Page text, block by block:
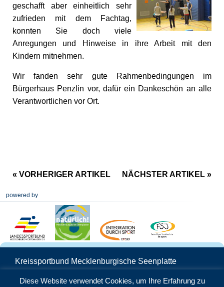
geschafft aber einheitlich sehr
zufrieden mit dem Fachtag,
konnten Sie doch viele
Anregungen und Hinweise in ihre Arbeit mit den
Kindern mitnehmen.
Wir fanden sehr gute Rahmenbedingungen im
Bürgerhaus Penzlin vor, dafür ein Dankeschön an alle
Verantwortlichen vor Ort.
NÄCHSTER ARTIKEL »
« VORHERIGER ARTIKEL
powered by
Kreissportbund Mecklenburgische Seenplatte
Diese Website verwendet Cookies, um Ihre Erfahrung zu